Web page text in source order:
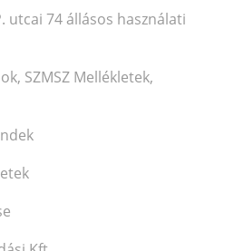
utcai 74 állásos használati
SZMSZ Mellékletek,